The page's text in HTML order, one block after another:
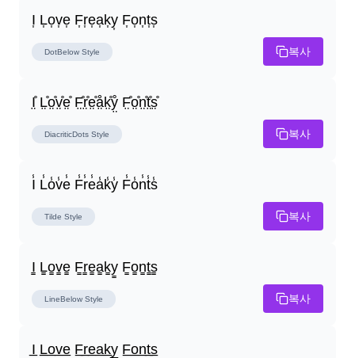
I͎ L͎o͎v͎e͎ F͎r͎e͎a͎k͎y͎ F͎o͎n͎t͎s͎
DotBelow Style 복사
I̤̊ L̤̊o̤̊v̤̊e̤̊ F̤̊r̤̊e̤̊å̤k̤̊ẙ̤ F̤̊o̤̊n̤̊t̤̊s̤̊
DiacriticDots Style 복사
I̾ L̾o̾v̾e̾ F̾r̾e̾a̾k̾y̾ F̾o̾n̾t̾s̾
Tilde Style 복사
I̳ L̳o̳v̳e̳ F̳r̳e̳a̳k̳y̳ F̳o̳n̳t̳s̳
LineBelow Style 복사
I̲ L̲o̲v̲e̲ F̲r̲e̲a̲k̲y̲ F̲o̲n̲t̲s̲